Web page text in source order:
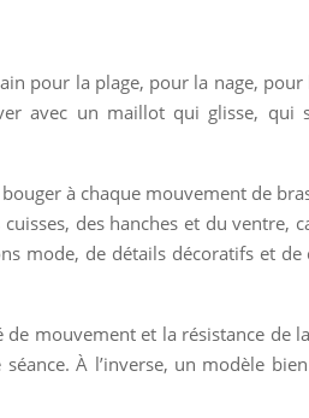
pour la plage, pour la nage,
avec un maillot qui glisse, qui
à chaque mouvement de
des hanches et du ventre,
mode, de détails décoratifs et
mouvement et la résistance de
À l’inverse, un modèle